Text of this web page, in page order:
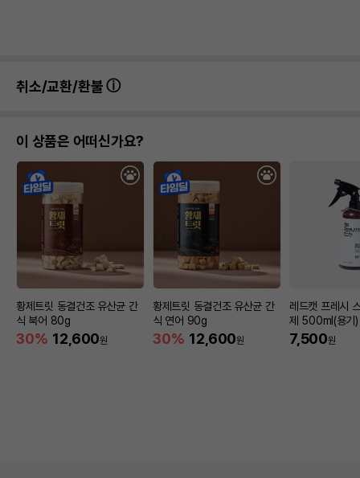
취소/교환/환불
이 상품은 어떠신가요?
황제트릿 동결건조 유산균 간
식 북어 80g
30% 12,600원
황제트릿 동결건조 유산균 간
식 연어 90g
30% 12,600원
레드캣 프레시
제 500ml(용기)
7,500원